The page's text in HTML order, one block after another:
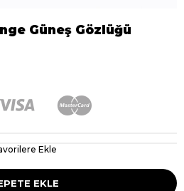
Güneş Gözlüğü
Ekle